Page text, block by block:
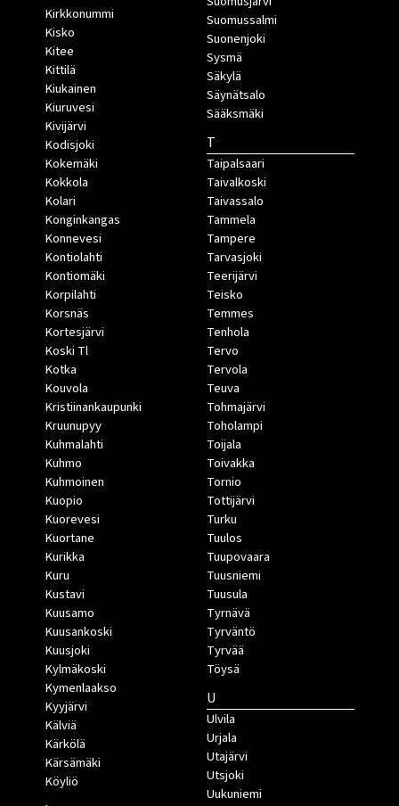
Kirkkonummi
Kisko
Kitee
Kittilä
Kiukainen
Kiuruvesi
Kivijärvi
Kodisjoki
Kokemäki
Kokkola
Kolari
Konginkangas
Konnevesi
Kontiolahti
Kontiomäki
Korpilahti
Korsnäs
Kortesjärvi
Koski Tl
Kotka
Kouvola
Kristiinankaupunki
Kruunupyy
Kuhmalahti
Kuhmo
Kuhmoinen
Kuopio
Kuorevesi
Kuortane
Kurikka
Kuru
Kustavi
Kuusamo
Kuusankoski
Kuusjoki
Kylmäkoski
Kymenlaakso
Kyyjärvi
Kälviä
Kärkölä
Kärsämäki
Köyliö
Suomussalmi
Suonenjoki
Sysmä
Säkylä
Säynätsalo
Sääksmäki
T
Taipalsaari
Taivalkoski
Taivassalo
Tammela
Tampere
Tarvasjoki
Teerijärvi
Teisko
Temmes
Tenhola
Tervo
Tervola
Teuva
Tohmajärvi
Toholampi
Toijala
Toivakka
Tornio
Tottijärvi
Turku
Tuulos
Tuupovaara
Tuusniemi
Tuusula
Tyrnävä
Tyrväntö
Tyrvää
Töysä
U
Ulvila
Urjala
Utajärvi
Utsjoki
Uukuniemi